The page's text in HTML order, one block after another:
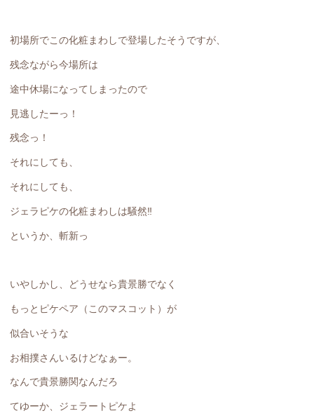
初場所でこの化粧まわしで登場したそうですが、
残念ながら今場所は
途中休場になってしまったので
見逃したーっ！
残念っ！
それにしても、
それにしても、
ジェラピケの化粧まわしは騒然‼️
というか、斬新っ
いやしかし、どうせなら貴景勝でなく
もっとピケペア（このマスコット）が
似合いそうな
お相撲さんいるけどなぁー。
なんで貴景勝関なんだろ
てゆーか、ジェラートピケよ